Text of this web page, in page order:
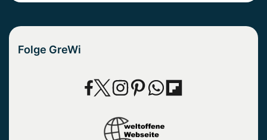
Folge GreWi